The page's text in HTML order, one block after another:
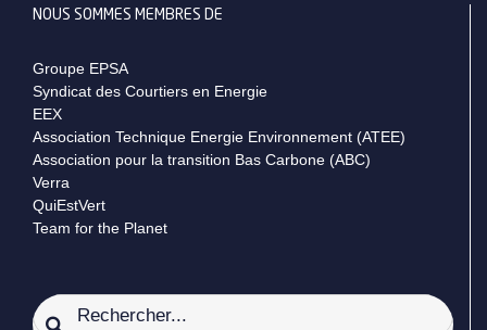
NOUS SOMMES MEMBRES DE
Groupe EPSA
Syndicat des Courtiers en Energie
EEX
Association Technique Energie Environnement (ATEE)
Association pour la transition Bas Carbone (ABC)
Verra
QuiEstVert
Team for the Planet
Rechercher: